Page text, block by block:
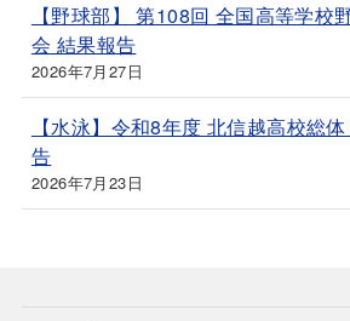
【野球部】 第108回 全国高等学校
会 結果報告
2026年7月27日
【水泳】令和8年度 北信越高校総
告
2026年7月23日